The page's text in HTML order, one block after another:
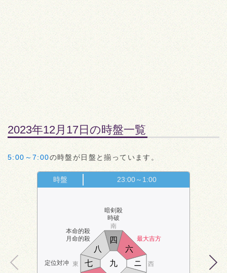
2023年12月17日の時盤一覧
5:00～7:00の時盤が日盤と揃っています。
時盤 23:00～1:00
本命的殺
月命的殺
暗剣殺
時破
最大吉方
定位対冲
南
東 西
六
七
八
九
ニ
四